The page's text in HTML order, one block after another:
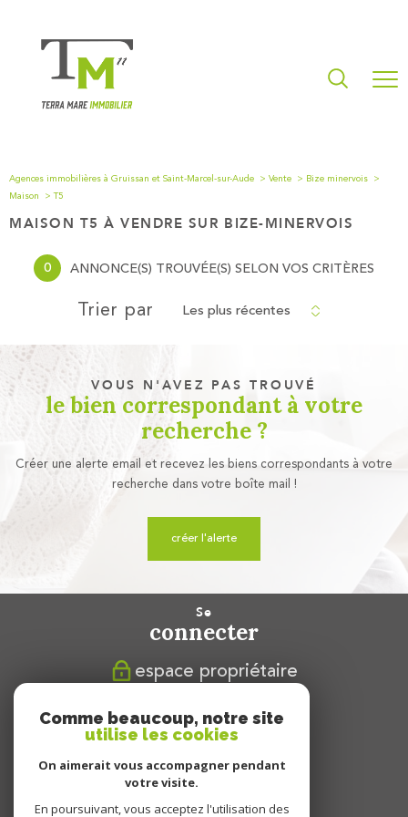
Agences immobilières à Gruissan et Saint-Marcel-sur-Aude Vente
Bize minervois
Maison
T5
MAISON T5 À VENDRE SUR BIZE-MINERVOIS
0 ANNONCE(S) TROUVÉE(S) SELON VOS CRITÈRES
Trier par Les plus récentes
VOUS N'AVEZ PAS TROUVÉ
le bien correspondant à votre
recherche ?
Créer une alerte email et recevez les biens correspondants à votre
recherche dans votre boîte mail !
créer l'alerte
se
connecter
espace propriétaire
nous
suivre
Comme beaucoup, notre site
utilise les cookies
On aimerait vous accompagner pendant
votre visite.
En poursuivant, vous acceptez l'utilisation des